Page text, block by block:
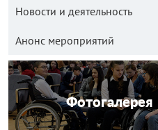
Новости и деятельность
Анонс мероприятий
Фотогалерея